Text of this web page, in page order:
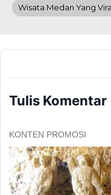
Wisata Medan Yang
Tulis Komentar